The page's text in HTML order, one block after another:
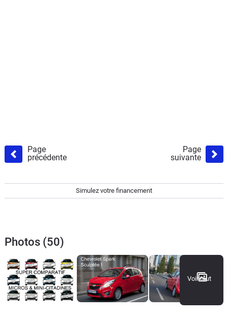
Page
précédente
Page
suivante
Simulez votre financement
Photos (50)
Voir tout